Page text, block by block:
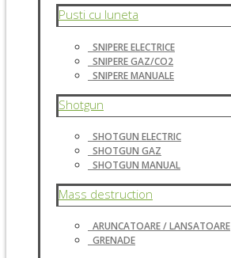
Pusti cu luneta
SNIPERE ELECTRICE
SNIPERE GAZ/CO2
SNIPERE MANUALE
Shotgun
SHOTGUN ELECTRIC
SHOTGUN GAZ
SHOTGUN MANUAL
Mass destruction
ARUNCATOARE / LANSATOARE
GRENADE